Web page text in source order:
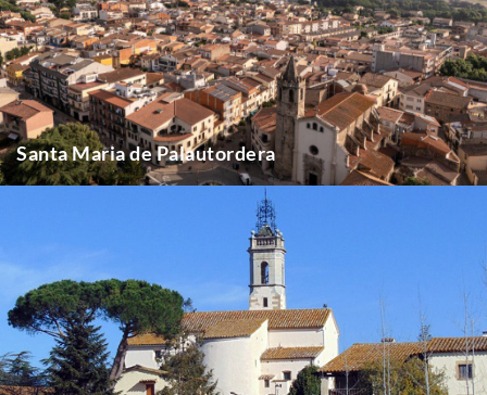
Santa Maria de Palautordera